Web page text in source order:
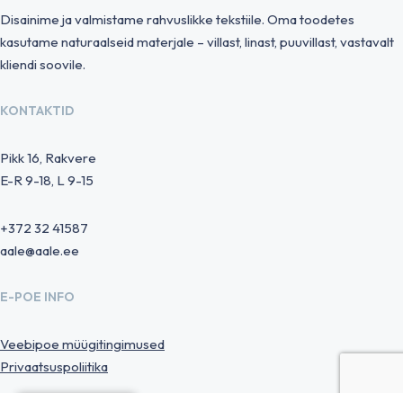
Disainime ja valmistame rahvuslikke tekstiile. Oma toodetes
kasutame naturaalseid materjale – villast, linast, puuvillast, vastavalt
kliendi soovile.
KONTAKTID
Pikk 16, Rakvere
E-R 9-18, L 9-15
+372 32 41587
aale@aale.ee
E-POE INFO
Veebipoe müügitingimused
Privaatsuspoliitika